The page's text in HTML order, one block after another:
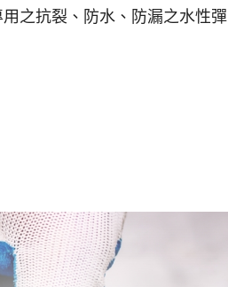
之抗裂、防水、防漏之水性彈